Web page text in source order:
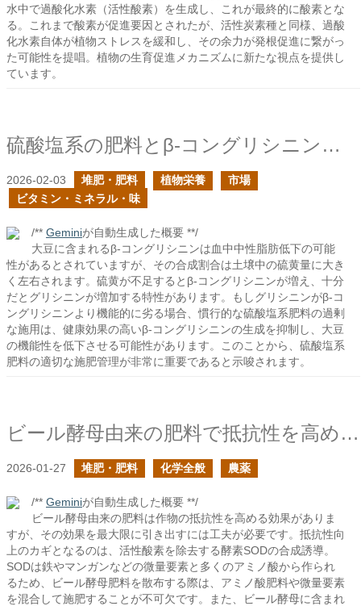
水中で過酸化水素（活性酸素）を生成し、これが最終的に酸素とな
る。これまで酸素が促進要因とされたが、活性炭素種と同様、過酸
化水素自体が植物ストレスを緩和し、その余力が発根促進に繋がっ
た可能性を提唱。植物の生育促進メカニズムに新たな視点を提供し
ています。
硫酸塩系の肥料とβ-コングリシニンの合成
2026-02-03 堆肥・肥料 植物栄養
市場
ビタミン・ミネラル・味
/** Geminiが自動生成した概要 **/
大豆に含まれるβ-コングリシニンは血中中性脂肪低下の可能
性があるとされていますが、その合成割合は土壌中の硫黄量に大き
く左右されます。硫黄が不足するとβ-コングリシニンが増え、十分
だとグリシニンが増加する特性があります。もしグリシニンがβ-コ
ングリシニンより機能的に劣る場合、慣行的な硫酸塩系肥料の過剰
な施用は、健康効果の高いβ-コングリシニンの生成を抑制し、大豆
の機能性を低下させる可能性があります。このことから、硫酸塩系
肥料の適切な施肥管理が非常に重要であると示唆されます。
ビール酵母由来の肥料で抵抗性を高める時に必要なこと
2026-01-27 堆肥・肥料 化学全般 農薬
/** Geminiが自動生成した概要 **/
ビール酵母由来の肥料は作物の抵抗性を高める効果がありま
すが、その効果を最大限に引き出すには工夫が必要です。抵抗性向
上のカギとなるのは、活性酸素を除去する酵素SODの合成誘導。
SODは鉄やマンガンなどの微量要素と多くのアミノ酸から作られ
るため、ビール酵母肥料を散布する際は、アミノ酸肥料や微量要素
を混合して施肥することが不可欠です。また、ビール酵母に含まれ